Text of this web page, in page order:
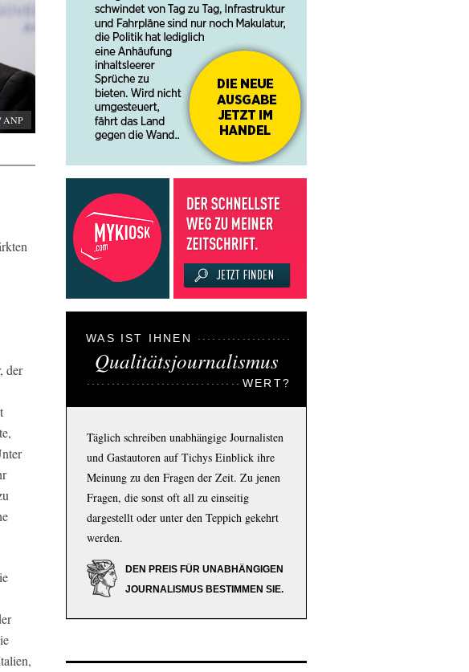
ANP
der
WAS IST IHNEN
Qualitätsjournalismus
WERT?
Täglich schreiben unabhängige Journalisten
und Gastautoren auf Tichys Einblick ihre
Meinung zu den Fragen der Zeit. Zu jenen
Fragen, die sonst oft all zu einseitig
dargestellt oder unter den Teppich gekehrt
werden.
DEN PREIS FÜR UNABHÄNGIGEN
JOURNALISMUS BESTIMMEN SIE.